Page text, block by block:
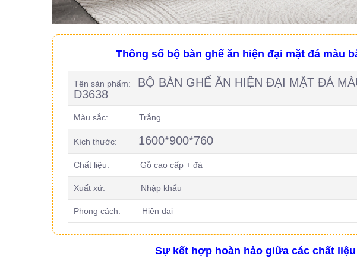
Thông số bộ bàn ghế ăn hiện đại mặt đá màu
Tên sản phẩm: BỘ BÀN GHẾ ĂN HIỆN ĐẠI MẶT ĐÁ
D3638
Màu sắc: Trắng
Kích thước: 1600*900*760
Chất liệu: Gỗ cao cấp + đá
Xuất xứ: Nhập khẩu
Phong cách: Hiện đại
Sự kết hợp hoàn hảo giữa các chất